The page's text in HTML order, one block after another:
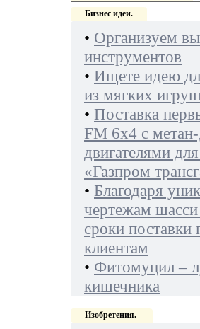
Бизнес идеи.
• Организуем
инструментов
• Ищете идею
из мягких
• Поставка
FM 6х4 с
двигателями
«Газпром
• Благодаря
чертежам
сроки поставки
клиентам
• Фитомуцил –
кишечника
Изобретения.